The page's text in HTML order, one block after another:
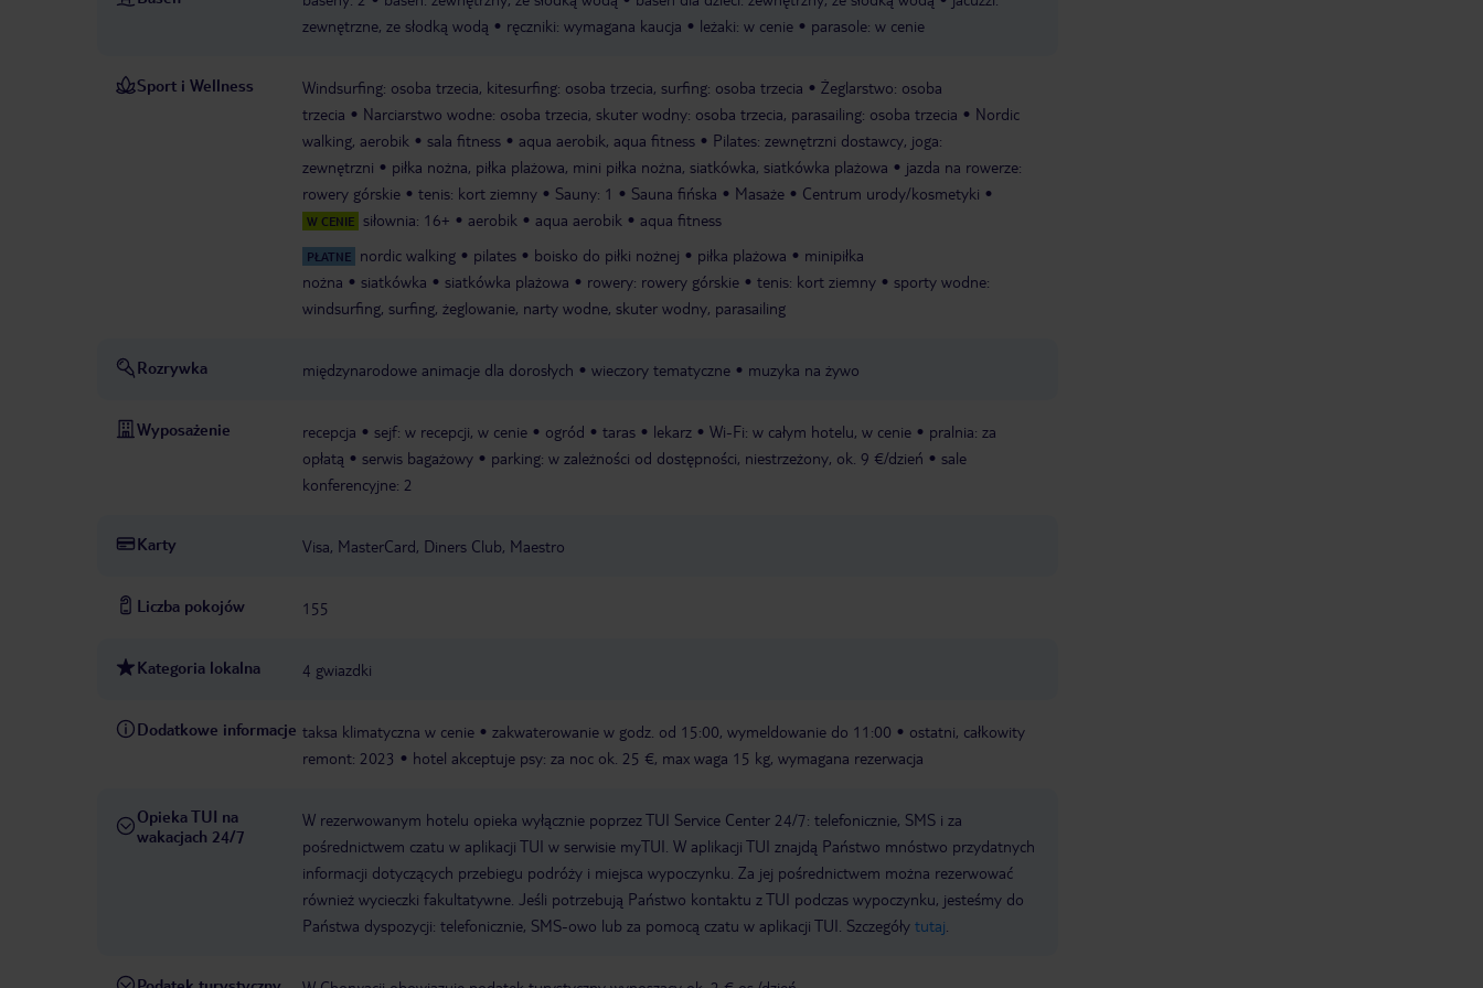
zewnętrzne, ze słodką wodą
ręczniki: wymagana kaucja leżaki: w cenie parasole: w cenie
Sport i Wellness Windsurfing: osoba trzecia, kitesurfing: osoba trzecia, surfing: osoba trzecia
Żeglarstwo: osoba
trzecia
Narciarstwo wodne: osoba trzecia, skuter wodny: osoba trzecia, parasailing: osoba trzecia
Nordic
walking, aerobik
sala fitness aqua aerobik, aqua fitness
Pilates: zewnętrzni dostawcy, joga:
zewnętrzni
piłka nożna, piłka plażowa, mini piłka nożna, siatkówka, siatkówka plażowa
jazda na rowerze:
rowery górskie
tenis: kort ziemny Sauny: 1 Sauna fińska Masaże Centrum urody/kosmetyki
W CENIE siłownia: 16+ aerobik aqua aerobik aqua fitness
PŁATNE nordic walking pilates boisko do piłki nożnej piłka plażowa
minipiłka
nożna
siatkówka siatkówka plażowa rowery: rowery górskie tenis: kort ziemny
sporty wodne:
windsurfing, surfing, żeglowanie, narty wodne, skuter wodny, parasailing
Rozrywka międzynarodowe animacje dla dorosłych wieczory tematyczne muzyka na żywo
Wyposażenie recepcja sejf: w recepcji, w cenie ogród taras lekarz Wi-Fi: w całym hotelu, w cenie
pralnia: za
opłatą
serwis bagażowy parking: w zależności od dostępności, niestrzeżony, ok. 9 €/dzień
sale
konferencyjne: 2
Karty Visa, MasterCard, Diners Club, Maestro
Liczba pokojów 155
Kategoria lokalna 4 gwiazdki
Dodatkowe informacje taksa klimatyczna w cenie zakwaterowanie w godz. od 15:00, wymeldowanie do 11:00
ostatni, całkowity
remont: 2023
hotel akceptuje psy: za noc ok. 25 €, max waga 15 kg, wymagana rezerwacja
Opieka TUI na
wakacjach 24/7
W rezerwowanym hotelu opieka wyłącznie poprzez TUI Service Center 24/7: telefonicznie, SMS i za
pośrednictwem czatu w aplikacji TUI w serwisie myTUI. W aplikacji TUI znajdą Państwo mnóstwo przydatnych
informacji dotyczących przebiegu podróży i miejsca wypoczynku. Za jej pośrednictwem można rezerwować
również wycieczki fakultatywne. Jeśli potrzebują Państwo kontaktu z TUI podczas wypoczynku, jesteśmy do
Państwa dyspozycji: telefonicznie, SMS-owo lub za pomocą czatu w aplikacji TUI. Szczegóły tutaj